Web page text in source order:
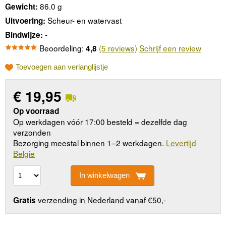
Gewicht: 86.0 g
Uitvoering: Scheur- en watervast
Bindwijze: -
Beoordeling: 4,8 (5 reviews) Schrijf een review
Toevoegen aan verlanglijstje
€ 19,95
Op voorraad
Op werkdagen vóór 17:00 besteld = dezelfde dag
verzonden
Bezorging meestal binnen 1–2 werkdagen. Levertijd
Belgie
In winkelwagen
Gratis verzending in Nederland vanaf €50,-